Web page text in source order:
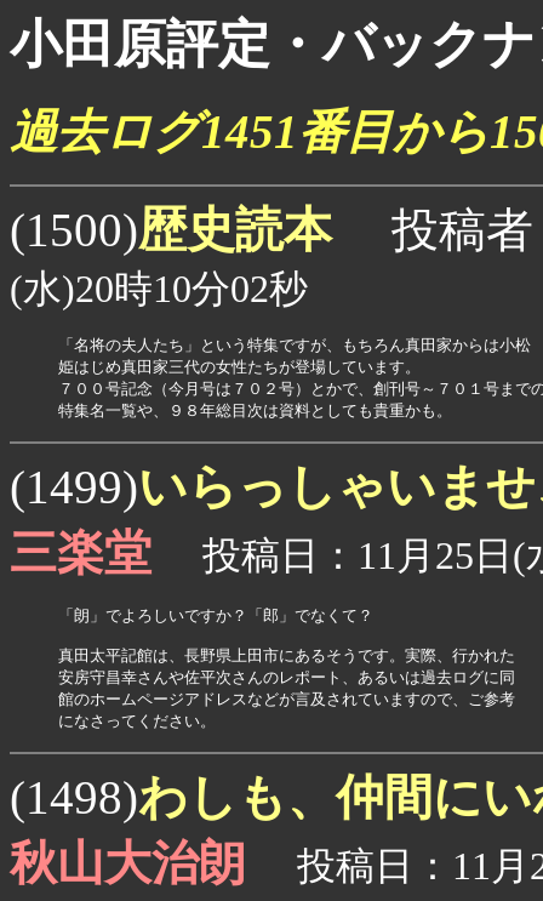
小田原評定・バック
過去ログ1451番目から
(1500)歴史読本 投稿者
(水)20時10分02秒
「名将の夫人たち」という特集ですが、もちろん真田家からは小松
姫はじめ真田家三代の女性たちが登場しています。
７００号記念（今月号は７０２号）とかで、創刊号～７０１号まで
特集名一覧や、９８年総目次は資料としても貴重かも。
(1499)いらっしゃいま
三楽堂 投稿日：11月25日(
「朗」でよろしいですか？「郎」でなくて？
真田太平記館は、長野県上田市にあるそうです。実際、行かれた
安房守昌幸さんや佐平次さんのレポート、あるいは過去ログに同
館のホームページアドレスなどが言及されていますので、ご参考
になさってください。
(1498)わしも、仲間に
秋山大治朗 投稿日：11月